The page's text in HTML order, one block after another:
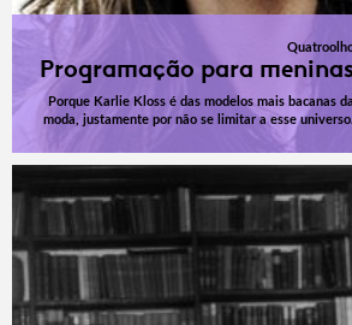
Programação para
Porque Karlie Kloss é das modelos mais bacanas da
moda, justamente por não se limitar a esse universo.